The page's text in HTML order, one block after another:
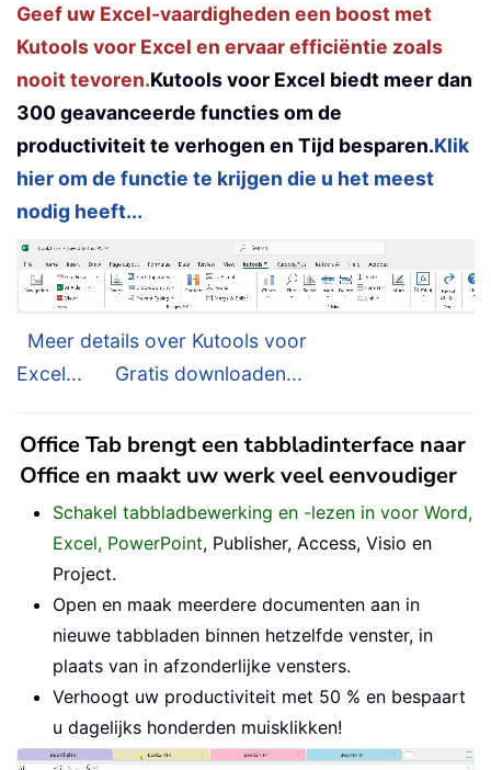
Geef uw Excel-vaardigheden een boost met
Kutools voor Excel en ervaar efficiëntie zoals
nooit tevoren.Kutools voor Excel biedt meer dan
300 geavanceerde functies om de
productiviteit te verhogen en Tijd besparen.Klik
hier om de functie te krijgen die u het meest
nodig heeft...
Meer details over Kutools voor
Excel...
Gratis downloaden...
Office Tab brengt een tabbladinterface naar
Office en maakt uw werk veel eenvoudiger
Schakel tabbladbewerking en -lezen in voor Word,
Excel, PowerPoint, Publisher, Access, Visio en
Project.
Open en maak meerdere documenten aan in
nieuwe tabbladen binnen hetzelfde venster, in
plaats van in afzonderlijke vensters.
Verhoogt uw productiviteit met 50 % en bespaart
u dagelijks honderden muisklikken!